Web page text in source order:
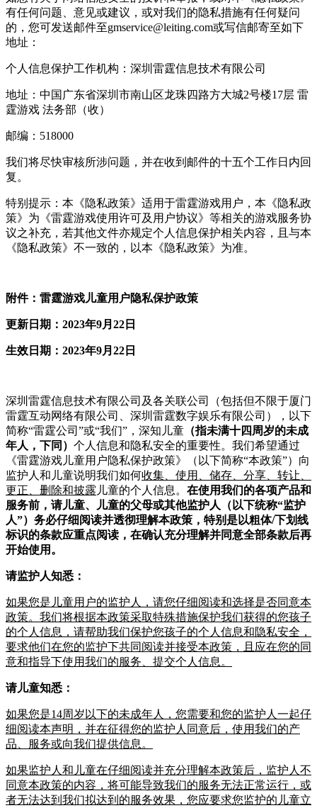
有任何问题、意见或建议，或对我们的隐私措施有任何疑问
的，您可发送邮件至gmservice@leiting.com或写信邮寄至如下
地址：
个人信息保护工作机构：深圳雷霆信息技术有限公司
地址：中国广东省深圳市南山区龙珠四路方大城2号楼17层 雷
霆游戏 法务部（收）
邮编：518000
我们将尽快审核所涉问题，并在收到邮件的十五个工作日内回
复。
特别提示：本《隐私政策》适用于雷霆游戏用户，本《隐私政
策》为《雷霆游戏使用许可及用户协议》等相关的游戏服务协
议之补充，若其他文件亦规定个人信息保护相关内容，且与本
《隐私政策》不一致的，以本《隐私政策》为准。
附件：雷霆游戏儿童用户隐私保护政策
更新日期：2023年9月22日
生效日期：2023年9月22日
深圳雷霆信息技术有限公司及各关联公司（包括但不限于厦门
雷霆互动网络有限公司、深圳雷霆数字娱乐有限公司），以下
简称“雷霆公司”或“我们”，深知儿童 （指未满十四周岁的未成
年人，下同） 个人信息和隐私安全的重要性。我们希望通过
《雷霆游戏儿童用户隐私保护政策》（以下简称“本政策”）向
监护人和儿童说明我们如何收集、使用、储存、分享、转让
更正、删除和披露 儿童的个人信息。 在使用我们的各项产品和
服务前，请儿童、儿童的父母或其他监护人（以下统称“监护
人”）务必仔细阅读并透彻理解本政策，特别是以粗体/下划线
标识的条款应重点阅读，在确认充分理解并同意全部条款后再
开始使用。
请监护人知悉：
如果您是儿童用户的监护人，请您仔细阅读和选择是否同意本
政策。 我们将根据本政策采取特殊措施保护我们获得的您孩子
的个人信息 ， 请帮助我们保护您孩子的个人信息和隐私安全，
要求他们在您的监护下共同阅读并接受本政策，且应在您的同
意和指导下使用我们的服务、提交个人信息。
请儿童知悉：
如果您是14周岁以下的未成年人， 您需要和您的监护人一起仔
细阅读本声明，并在征得您的监护人同意后，使用我们的产
品、服务或向我们提供信息。
如果监护人和儿童在仔细阅读并充分理解本政策后，监护人 不
同意本政策的内容，将可能导致我们的服务无法正常运行，或
者无法达到我们拟达到的服务效果，您应要求您监护的儿童立